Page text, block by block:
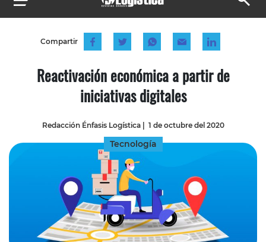
Compartir
Reactivación económica a partir de
iniciativas digitales
Redacción Énfasis Logística| 1 de octubre del 2020
Tecnología